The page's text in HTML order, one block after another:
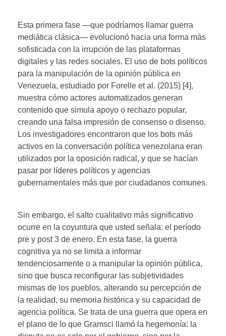
Esta primera fase —que podríamos llamar guerra
mediática clásica— evolucionó hacia una forma más
sofisticada con la irrupción de las plataformas
digitales y las redes sociales. El uso de bots políticos
para la manipulación de la opinión pública en
Venezuela, estudiado por Forelle et al. (2015) [4],
muestra cómo actores automatizados generan
contenido que simula apoyo o rechazo popular,
creando una falsa impresión de consenso o disenso.
Los investigadores encontraron que los bots más
activos en la conversación política venezolana eran
utilizados por la oposición radical, y que se hacían
pasar por líderes políticos y agencias
gubernamentales más que por ciudadanos comunes.
Sin embargo, el salto cualitativo más significativo
ocurre en la coyuntura que usted señala: el período
pre y post 3 de enero. En esta fase, la guerra
cognitiva ya no se limita a informar
tendenciosamente o a manipular la opinión pública,
sino que busca reconfigurar las subjetividades
mismas de los pueblos, alterando su percepción de
la realidad, su memoria histórica y su capacidad de
agencia política. Se trata de una guerra que opera en
el plano de lo que Gramsci llamó la hegemonía: la